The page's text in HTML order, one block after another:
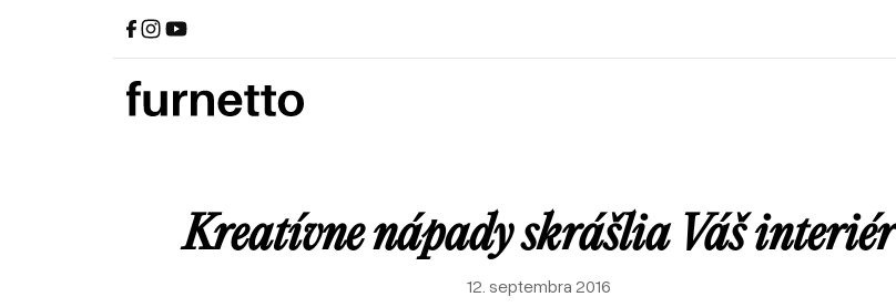
Sedačky v tvare U
Sofabeds
Postele u zákazníkov
Zákazkové čalúnnictvo
Taburety
Atypické sedačky
Kreatívne nápady skrášlia Váš interiér
12. septembra 2016